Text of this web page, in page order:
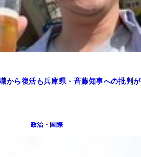
から復活も兵庫県・斉藤知事への批判が
政治・国際